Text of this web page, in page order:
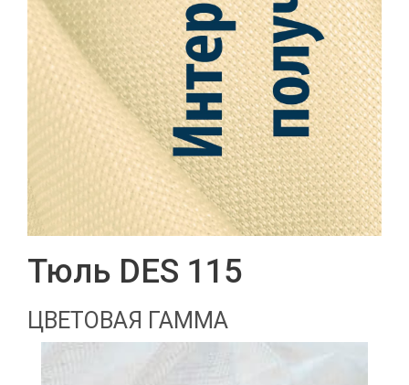
Тюль DES 115
ЦВЕТОВАЯ ГАММА